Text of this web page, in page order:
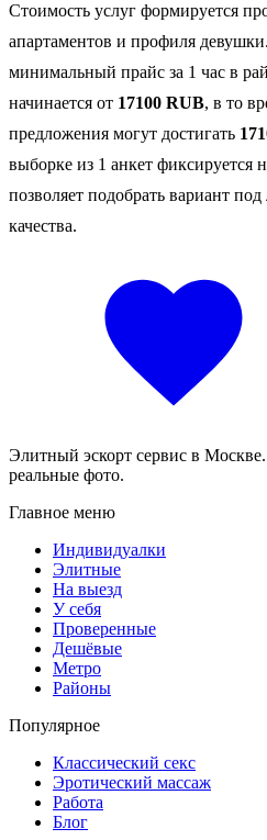
Стоимость услуг формируется
апартаментов и профиля
минимальный прайс за 1 час в
начинается от 17100 RUB, в то
предложения могут достигать
выборке из 1 анкет фиксируется
позволяет подобрать вариант
качества.
Элитный эскорт сервис в
реальные фото.
Главное меню
Индивидуалки
Элитные
На выезд
У себя
Проверенные
Дешёвые
Метро
Районы
Популярное
Классический секс
Эротический массаж
Работа
Блог